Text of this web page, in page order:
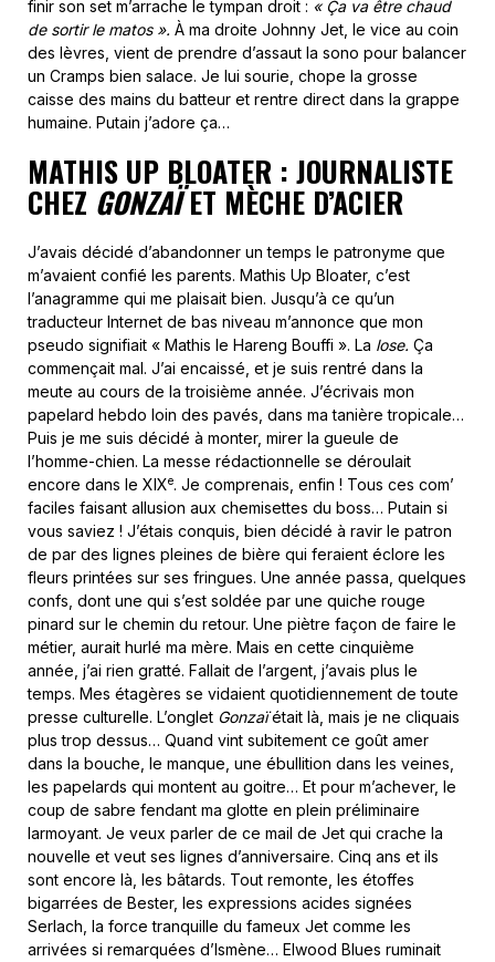
finir son set m’arrache le tympan droit : « Ça va être chaud
de sortir le matos ». À ma droite Johnny Jet, le vice au coin
des lèvres, vient de prendre d’assaut la sono pour balancer
un Cramps bien salace. Je lui sourie, chope la grosse
caisse des mains du batteur et rentre direct dans la grappe
humaine. Putain j’adore ça…
MATHIS UP BLOATER : JOURNALISTE
CHEZ GONZAÏET MÈCHE D’ACIER
J’avais décidé d’abandonner un temps le patronyme que
m’avaient confié les parents. Mathis Up Bloater, c’est
l’anagramme qui me plaisait bien. Jusqu’à ce qu’un
traducteur Internet de bas niveau m’annonce que mon
pseudo signifiait « Mathis le Hareng Bouffi ». La lose. Ça
commençait mal. J’ai encaissé, et je suis rentré dans la
meute au cours de la troisième année. J’écrivais mon
papelard hebdo loin des pavés, dans ma tanière tropicale…
Puis je me suis décidé à monter, mirer la gueule de
l’homme-chien. La messe rédactionnelle se déroulait
encore dans le XIXe. Je comprenais, enfin ! Tous ces com’
faciles faisant allusion aux chemisettes du boss… Putain si
vous saviez ! J’étais conquis, bien décidé à ravir le patron
de par des lignes pleines de bière qui feraient éclore les
fleurs printées sur ses fringues. Une année passa, quelques
confs, dont une qui s’est soldée par une quiche rouge
pinard sur le chemin du retour. Une piètre façon de faire le
métier, aurait hurlé ma mère. Mais en cette cinquième
année, j’ai rien gratté. Fallait de l’argent, j’avais plus le
temps. Mes étagères se vidaient quotidiennement de toute
presse culturelle. L’onglet Gonzaïétait là, mais je ne cliquais
plus trop dessus… Quand vint subitement ce goût amer
dans la bouche, le manque, une ébullition dans les veines,
les papelards qui montent au goitre… Et pour m’achever, le
coup de sabre fendant ma glotte en plein préliminaire
larmoyant. Je veux parler de ce mail de Jet qui crache la
nouvelle et veut ses lignes d’anniversaire. Cinq ans et ils
sont encore là, les bâtards. Tout remonte, les étoffes
bigarrées de Bester, les expressions acides signées
Serlach, la force tranquille du fameux Jet comme les
arrivées si remarquées d’Ismène… Elwood Blues ruminait